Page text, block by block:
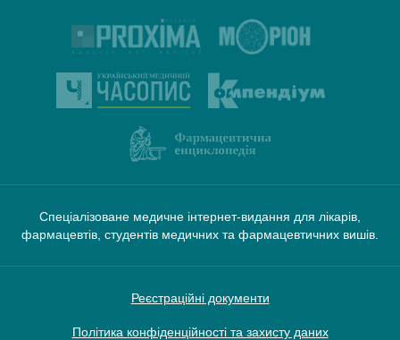
Спеціалізоване медичне інтернет-видання для лікарів,
фармацевтів, студентів медичних та фармацевтичних вишів.
Реєстраційні документи
Політика конфіденційності та захисту даних